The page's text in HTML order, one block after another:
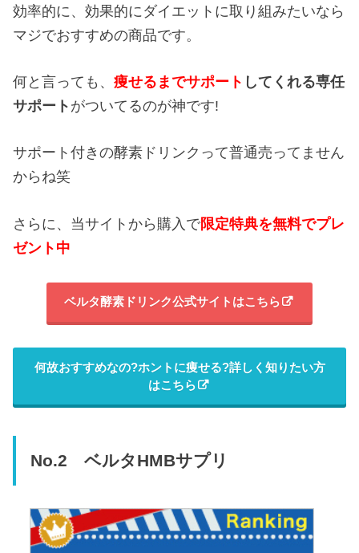
効率的に、効果的にダイエットに取り組みたいなら
マジでおすすめの商品です。
何と言っても、痩せるまでサポート してくれる専任
サポート がついてるのが神です!
サポート付きの酵素ドリンクって普通売ってません
からね笑
さらに、当サイトから購入で限定特典を無料でプレ
ゼント中
ベルタ酵素ドリンク公式サイトはこちら
何故おすすめなの?ホントに痩せる?詳しく知りたい方
はこちら
No.2 ベルタHMBサプリ